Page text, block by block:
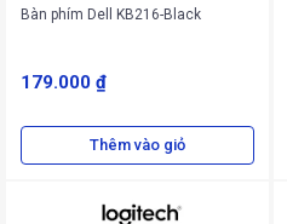
Bàn phím Dell KB216-Black
179.000 ₫
Thêm vào giỏ